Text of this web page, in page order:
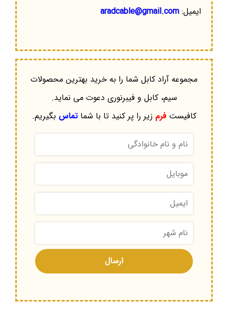
ایمیل: aradcable@gmail.com
مجموعه آراد کابل شما را به خرید بهترین محصولات
سیم، کابل و فیبرنوری دعوت می نماید.
کافیستفرم زیر را پر کنید تا با شماتماس بگیریم.